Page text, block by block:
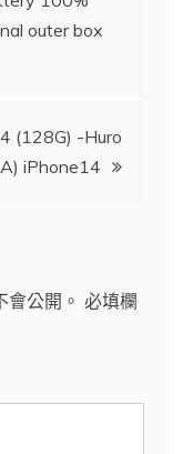
outer box
(128G) -Huro
iPhone14
公開。 必填欄